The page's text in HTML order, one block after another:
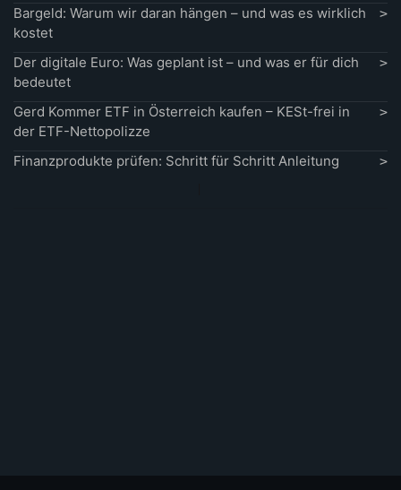
Bargeld: Warum wir daran hängen – und was es wirklich
kostet
Der digitale Euro: Was geplant ist – und was er für dich
bedeutet
Gerd Kommer ETF in Österreich kaufen – KESt-frei in
der ETF-Nettopolizze
Finanzprodukte prüfen: Schritt für Schritt Anleitung